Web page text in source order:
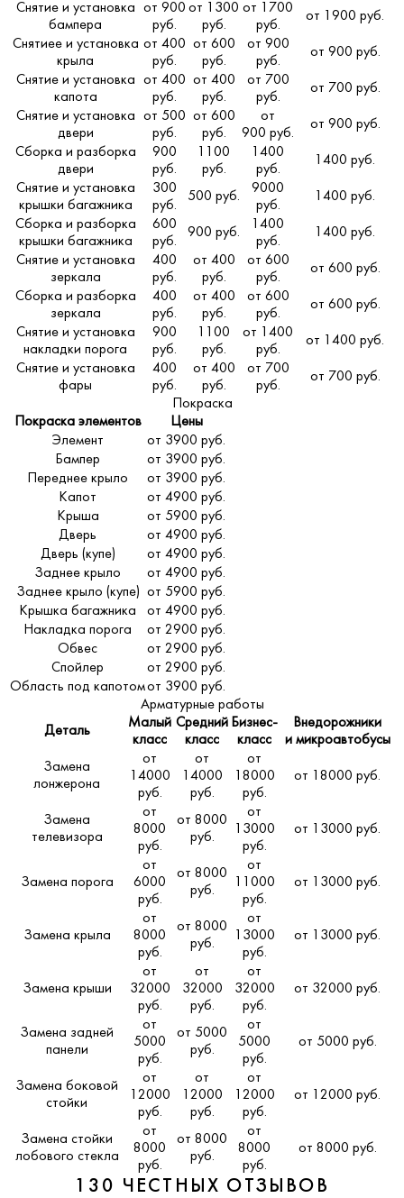
Снятие и установка
бампера
от 900
руб.
от 1300
руб.
от 1700
руб.
от 1900 руб.
Снятиее и установка
крыла
от 400
руб.
от 600
руб.
от 900
руб.
от 900 руб.
Снятие и установка
капота
от 400
руб.
от 400
руб.
от 700
руб.
от 700 руб.
Снятие и установка
двери
от 500
руб.
от 600
руб.
от
900 руб.
от 900 руб.
Сборка и разборка
двери
900
руб.
1100
руб.
1400
руб.
1400 руб.
Снятие и установка
крышки багажника
300
руб.
500 руб.
9000
руб.
1400 руб.
Сборка и разборка
крышки багажника
600
руб.
900 руб.
1400
руб.
1400 руб.
Снятие и установка
зеркала
400
руб.
от 400
руб.
от 600
руб.
от 600 руб.
Сборка и разборка
зеркала
400
руб.
от 400
руб.
от 600
руб.
от 600 руб.
Снятие и установка
накладки порога
900
руб.
1100
руб.
от 1400
руб.
от 1400 руб.
Снятие и установка
фары
400
руб.
от 400
руб.
от 700
руб.
от 700 руб.
Покраска
Покраска элементов
Цены
Элемент
от 3900 руб.
Бампер
от 3900 руб.
Переднее крыло
от 3900 руб.
Капот
от 4900 руб.
Крыша
от 5900 руб.
Дверь
от 4900 руб.
Дверь (купе)
от 4900 руб.
Заднее крыло
от 4900 руб.
Заднее крыло (купе) от 5900 руб.
Крышка багажника
от 4900 руб.
Накладка порога
от 2900 руб.
Обвес
от 2900 руб.
Спойлер
от 2900 руб.
Область под капотомот 3900 руб.
Арматурные работы
Деталь
Малый
класс
Средний
класс
Бизнес-
класс
Внедорожники
и микроавтобусы
Замена
лонжерона
от
14000
руб.
от
14000
руб.
от
18000
руб.
от 18000 руб.
Замена
телевизора
от
8000
руб.
от 8000
руб.
от
13000
руб.
от 13000 руб.
Замена порога
от
6000
руб.
от 8000
руб.
от
11000
руб.
от 13000 руб.
Замена крыла
от
8000
руб.
от 8000
руб.
от
13000
руб.
от 13000 руб.
Замена крыши
от
32000
руб.
от
32000
руб.
от
32000
руб.
от 32000 руб.
Замена задней
панели
от
5000
руб.
от 5000
руб.
от
5000
руб.
от 5000 руб.
Замена боковой
стойки
от
12000
руб.
от
12000
руб.
от
12000
руб.
от 12000 руб.
Замена стойки
лобового стекла
от
8000
руб.
от 8000
руб.
от
8000
руб.
от 8000 руб.
130 ЧЕСТНЫХ ОТЗЫВОВ